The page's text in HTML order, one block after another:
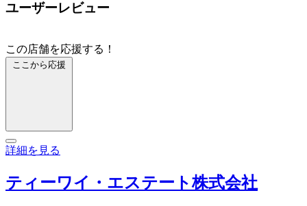
ユーザーレビュー
この店舗を応援する！
ここから応援
詳細を見る
ティーワイ・エステート株式会社